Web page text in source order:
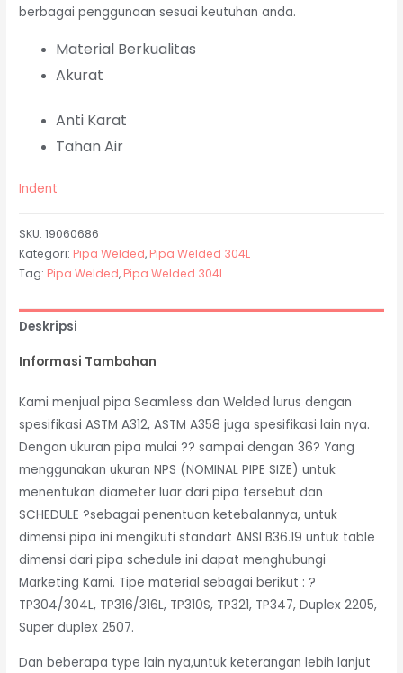
berbagai penggunaan sesuai keutuhan anda.
Material Berkualitas
Akurat
Anti Karat
Tahan Air
Indent
SKU:19060686
Kategori: Pipa Welded, Pipa Welded 304L
Tag: Pipa Welded, Pipa Welded 304L
Deskripsi
Informasi Tambahan
Kami menjual pipa Seamless dan Welded lurus dengan
spesifikasi ASTM A312, ASTM A358 juga spesifikasi lain nya.
Dengan ukuran pipa mulai ?? sampai dengan 36? Yang
menggunakan ukuran NPS (NOMINAL PIPE SIZE) untuk
menentukan diameter luar dari pipa tersebut dan
SCHEDULE ?sebagai penentuan ketebalannya, untuk
dimensi pipa ini mengikuti standart ANSI B36.19 untuk table
dimensi dari pipa schedule ini dapat menghubungi
Marketing Kami. Tipe material sebagai berikut : ?
TP304/304L, TP316/316L, TP310S, TP321, TP347, Duplex 2205,
Super duplex 2507.
Dan beberapa type lain nya,untuk keterangan lebih lanjut